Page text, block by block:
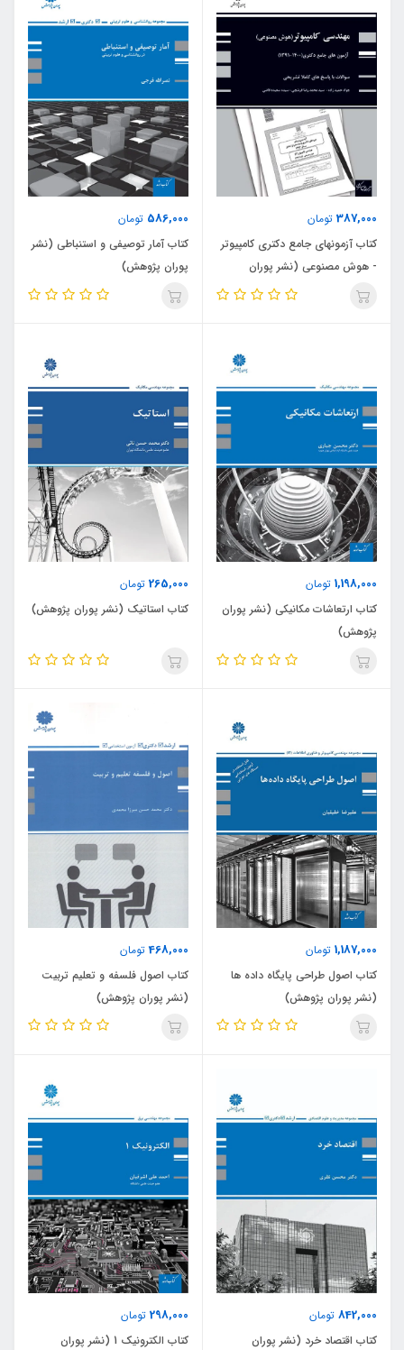
387,000 تومان
کتاب آزمونهای جامع دکتری کامپیوتر
- هوش مصنوعی (نشر پوران
پژوهش)
586,000 تومان
کتاب آمار توصیفی و استنباطی (نشر
پوران پژوهش)
1,198,000 تومان
کتاب ارتعاشات مکانیکی (نشر پوران
پژوهش)
265,000 تومان
کتاب استاتیک (نشر پوران پژوهش)
1,187,000 تومان
کتاب اصول طراحی پایگاه داده ها
(نشر پوران پژوهش)
468,000تومان
کتاب اصول فلسفه و تعلیم تربیت
(نشر پوران پژوهش)
842,000 تومان
کتاب اقتصاد خرد (نشر پوران
298,000 تومان
کتاب الکترونیک 1 (نشر پوران